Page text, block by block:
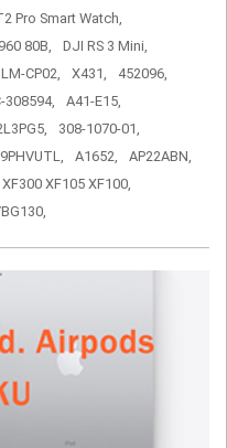
Pro Smart Watch,
80B,
DJI RS 3 Mini,
LM-CP02, X431,
452096,
308594,
A41-E15,
308-1070-01,
A1652,
AP22ABN,
XF105 XF100,